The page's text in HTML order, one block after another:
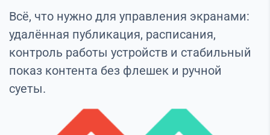
Всё, что нужно для управления экранами:
удалённая публикация, расписания,
контроль работы устройств и стабильный
показ контента без флешек и ручной
суеты.